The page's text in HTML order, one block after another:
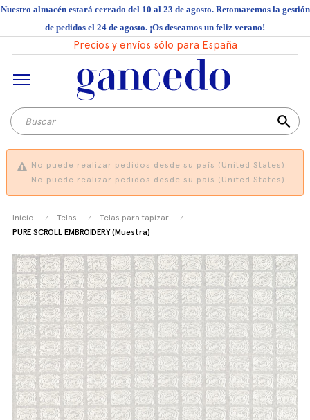
Nuestro almacén estará cerrado del 10 al 23 de agosto. Retomaremos la gestión
de pedidos el 24 de agosto. ¡Os deseamos un feliz verano!
Precios y envíos sólo para España
search
No puede realizar pedidos desde su país (United States).
No puede realizar pedidos desde su país (United States).
Inicio Telas
Telas para tapizar
PURE SCROLL EMBROIDERY (Muestra)